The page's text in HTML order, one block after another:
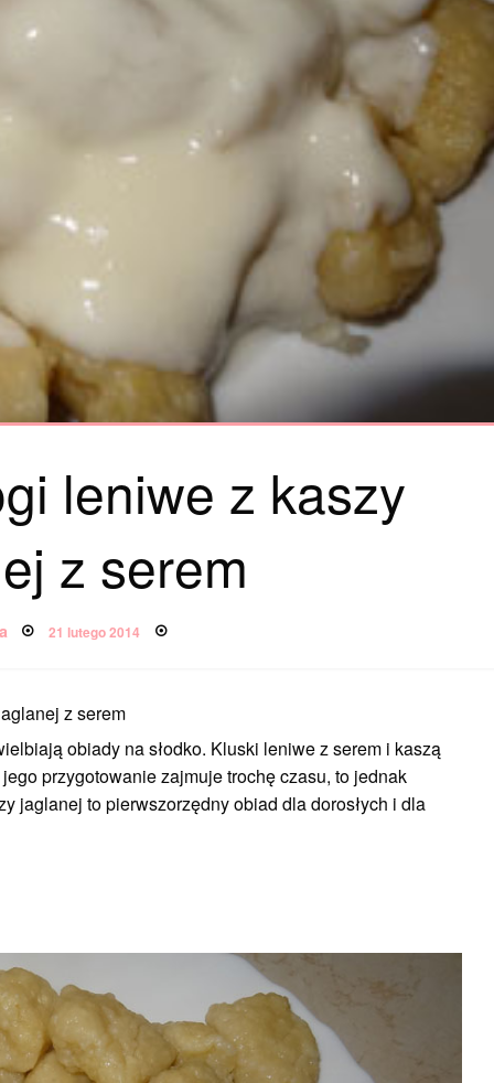
leniwe z kaszy
z serem
Posted
21 lutego 2014
z serem
obiady na słodko. Kluski leniwe z serem i kaszą
przygotowanie zajmuje trochę czasu, to jednak
jaglanej to pierwszorzędny obiad dla dorosłych i dla